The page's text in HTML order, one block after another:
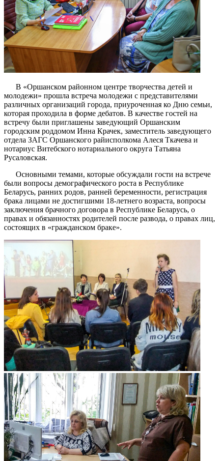
В «Оршанском районном центре творчества детей и
молодежи» прошла встреча молодежи с представителями
различных организаций города, приуроченная ко Дню семьи,
которая проходила в форме дебатов. В качестве гостей на
встречу были приглашены заведующий Оршанским
городским роддомом Инна Крачек, заместитель заведующего
отдела ЗАГС Оршанского райисполкома Алеся Ткачева и
нотариус Витебского нотариального округа Татьяна
Русаловская.
Основными темами, которые обсуждали гости на встрече
были вопросы демографического роста в Республике
Беларусь, ранних родов, ранней беременности, регистрация
брака лицами не достигшими 18-летнего возраста, вопросы
заключения брачного договора в Республике Беларусь, о
правах и обязанностях родителей после развода, о правах лиц,
состоящих в «гражданском браке».